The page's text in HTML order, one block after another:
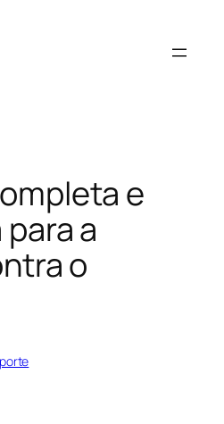
e
a
o